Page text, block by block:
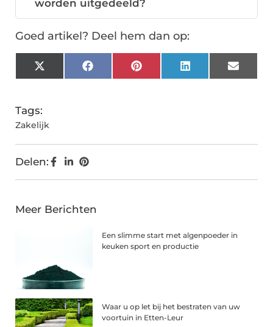
worden uitgedeeld?
Goed artikel? Deel hem dan op:
X
(Twitter)
FacebookPinterestLinkedInEmail
Tags:
Zakelijk
Delen:
Meer Berichten
Een slimme start met algenpoeder in
keuken sport en productie
Waar u op let bij het bestraten van uw
voortuin in Etten-Leur